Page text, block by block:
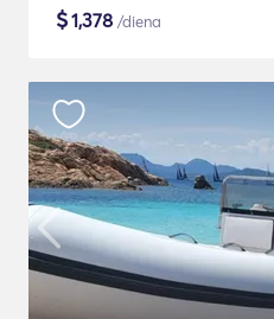
$1,378 /diena